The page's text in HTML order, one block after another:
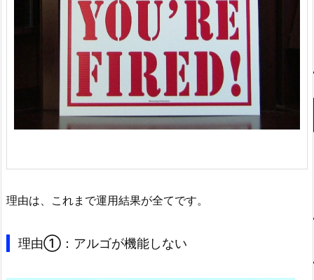
理由は、これまで運用結果が全てです。
理由①：アルゴが機能しない